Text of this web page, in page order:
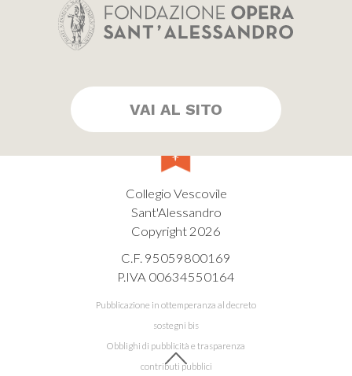
VAI AL SITO
Collegio Vescovile
Sant'Alessandro
Copyright 2026
C.F. 95059800169
P.IVA 00634550164
Pubblicazione in ottemperanza al decreto
sostegni bis
Obblighi di pubblicità e trasparenza
contributi pubblici